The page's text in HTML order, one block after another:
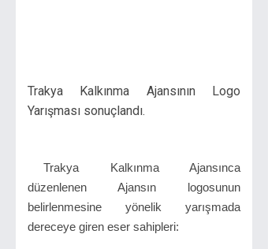
Trakya Kalkınma Ajansının Logo
Yarışması sonuçlandı.
Trakya Kalkınma Ajansınca
düzenlenen Ajansın logosunun
belirlenmesine yönelik yarışmada
dereceye giren eser sahipleri: